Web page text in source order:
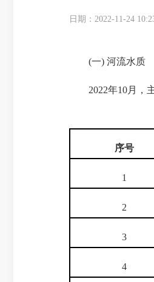
日期：2022-11-24
(一) 河流水质
2022年10月，主
序号
1
2
3
4